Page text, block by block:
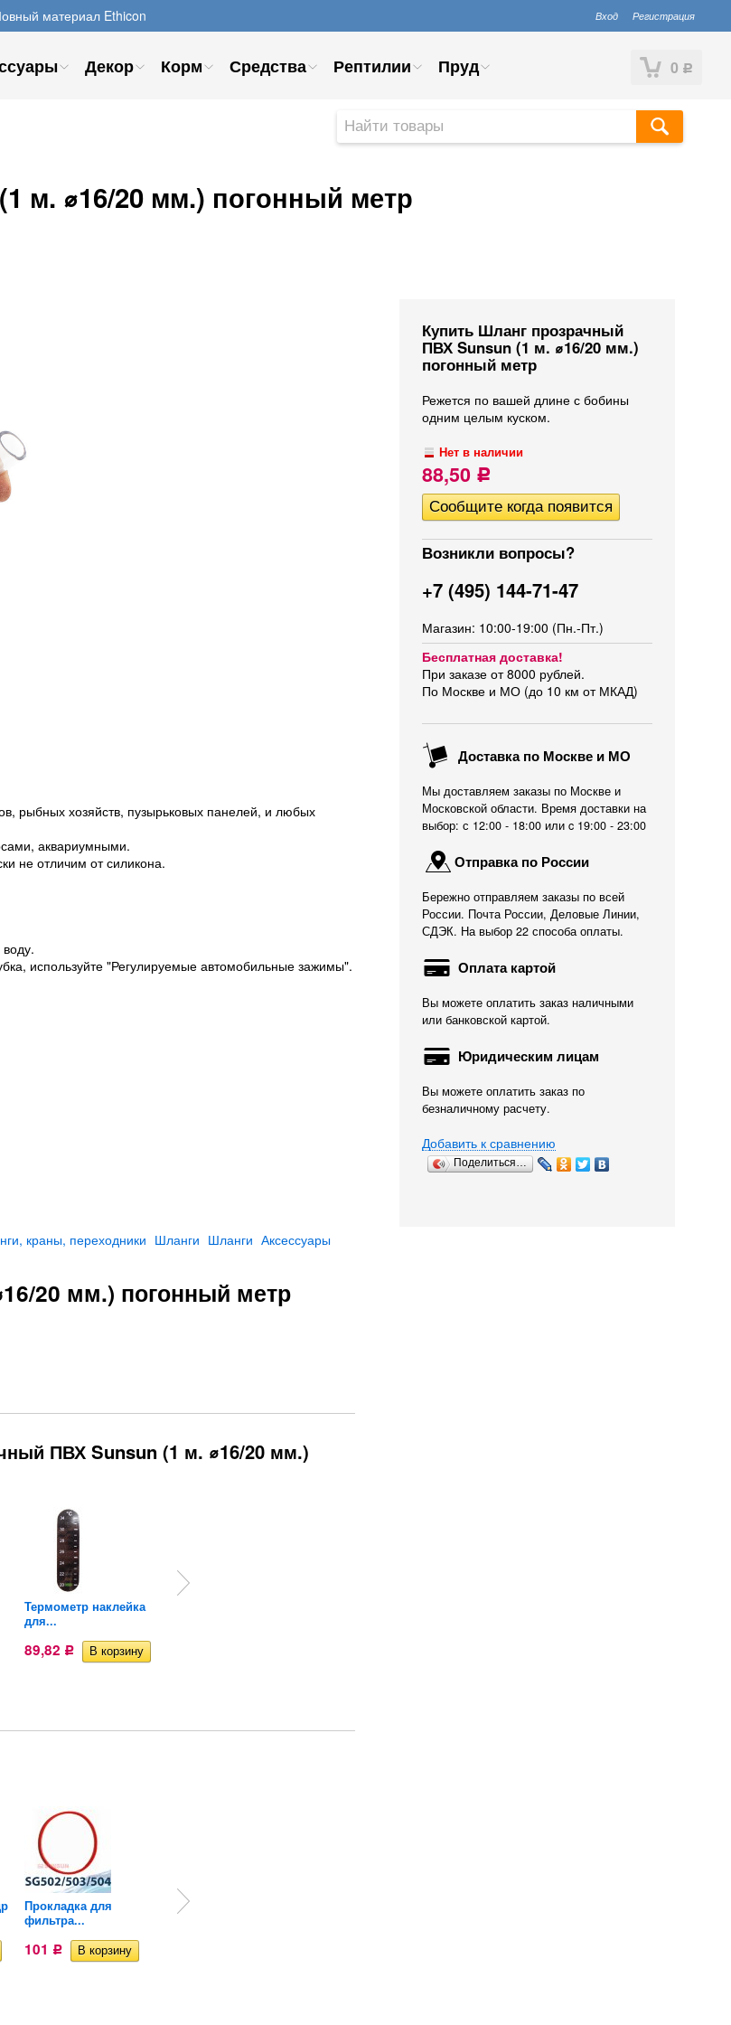
материал Ethicon Вход Регистрация
0 Р
Декор Корм Средства Рептилии Пруд
м. ⌀16/20 мм.) погонный метр
Купить Шланг прозрачный
ПВХ Sunsun (1 м. ⌀16/20 мм.)
погонный метр
Режется по вашей длине с бобины
одним целым куском.
Нет в наличии
88,50 Р
Возникли вопросы?
+7 (495) 144-71-47
Магазин: 10:00-19:00 (Пн.-Пт.)
Бесплатная доставка!
При заказе от 8000 рублей.
По Москве и МО (до 10 км от МКАД)
Доставка по Москве и МО
Мы доставляем заказы по Москве и
Московской области. Время доставки на
выбор: с 12:00 - 18:00 или c 19:00 - 23:00
Отправка по России
Бережно отправляем заказы по всей
России. Почта России, Деловые Линии,
СДЭК. На выбор 22 способа оплаты.
Оплата картой
Вы можете оплатить заказ наличными
или банковской картой.
Юридическим лицам
Вы можете оплатить заказ по
безналичному расчету.
Добавить к сравнению
Поделиться…
рыбных хозяйств, пузырьковых панелей, и любых
аквариумными.
не отличим от силикона.
используйте "Регулируемые автомобильные зажимы".
краны, переходники Шланги Шланги Аксессуары
20 мм.) погонный метр
ПВХ Sunsun (1 м. ⌀16/20 мм.)
Термометр наклейка
для...
89,82 Р
Прокладка для
фильтра...
101 Р
Прокладка для